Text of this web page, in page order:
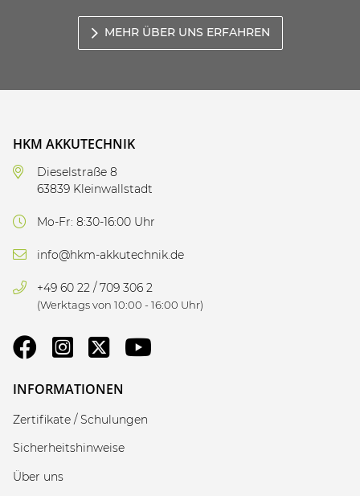
MEHR ÜBER UNS ERFAHREN
HKM AKKUTECHNIK
Dieselstraße 8
63839 Kleinwallstadt
Mo-Fr: 8:30-16:00 Uhr
info@hkm-akkutechnik.de
+49 60 22 / 709 306 2
(Werktags von 10:00 - 16:00 Uhr)
INFORMATIONEN
Zertifikate / Schulungen
Sicherheitshinweise
Über uns